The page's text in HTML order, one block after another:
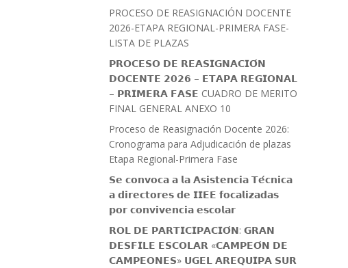
PROCESO DE REASIGNACIÓN DOCENTE
2026-ETAPA REGIONAL-PRIMERA FASE-
LISTA DE PLAZAS
𝗣𝗥𝗢𝗖𝗘𝗦𝗢 𝗗𝗘 𝗥𝗘𝗔𝗦𝗜𝗚𝗡𝗔𝗖𝗜𝗢́𝗡
𝗗𝗢𝗖𝗘𝗡𝗧𝗘 𝟮𝟬𝟮𝟲 – 𝗘𝗧𝗔𝗣𝗔 𝗥𝗘𝗚𝗜𝗢𝗡𝗔𝗟
– 𝗣𝗥𝗜𝗠𝗘𝗥𝗔 𝗙𝗔𝗦𝗘 CUADRO DE MERITO
FINAL GENERAL ANEXO 10
Proceso de Reasignación Docente 2026:
Cronograma para Adjudicación de plazas
Etapa Regional-Primera Fase
𝗦𝗲 𝗰𝗼𝗻𝘃𝗼𝗰𝗮 𝗮 𝗹𝗮 𝗔𝘀𝗶𝘀𝘁𝗲𝗻𝗰𝗶𝗮 𝗧𝗲́𝗰𝗻𝗶𝗰𝗮
𝗮 𝗱𝗶𝗿𝗲𝗰𝘁𝗼𝗿𝗲𝘀 𝗱𝗲 𝗜𝗜𝗘𝗘 𝗳𝗼𝗰𝗮𝗹𝗶𝘇𝗮𝗱𝗮𝘀
𝗽𝗼𝗿 𝗰𝗼𝗻𝘃𝗶𝘃𝗲𝗻𝗰𝗶𝗮 𝗲𝘀𝗰𝗼𝗹𝗮𝗿
𝗥𝗢𝗟 𝗗𝗘 𝗣𝗔𝗥𝗧𝗜𝗖𝗜𝗣𝗔𝗖𝗜𝗢́𝗡: 𝗚𝗥𝗔𝗡
𝗗𝗘𝗦𝗙𝗜𝗟𝗘 𝗘𝗦𝗖𝗢𝗟𝗔𝗥 «𝗖𝗔𝗠𝗣𝗘𝗢́𝗡 𝗗𝗘
𝗖𝗔𝗠𝗣𝗘𝗢𝗡𝗘𝗦» 𝗨𝗚𝗘𝗟 𝗔𝗥𝗘𝗤𝗨𝗜𝗣𝗔 𝗦𝗨𝗥